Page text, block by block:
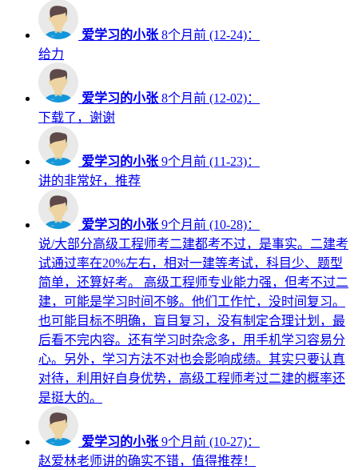
爱学习的小张 8个月前 (12-24)：
给力
爱学习的小张 8个月前 (12-02)：
下载了，谢谢
爱学习的小张 9个月前 (11-23)：
讲的非常好，推荐
爱学习的小张 9个月前 (10-28)：
说/大部分高级工程师考二建都考不过，是事实。二建考
试通过率在20%左右，相对一建等考试，科目少、题型
简单，还算好考。 高级工程师专业能力强，但考不过二
建，可能是学习时间不够。他们工作忙，没时间复习。
也可能目标不明确，盲目复习，没有制定合理计划，最
后看不完内容。还有学习时杂念多，用手机学习容易分
心。另外，学习方法不对也会影响成绩。其实只要认真
对待，利用好自身优势，高级工程师考过二建的概率还
是挺大的。
爱学习的小张 9个月前 (10-27)：
赵爱林老师讲的确实不错，值得推荐！